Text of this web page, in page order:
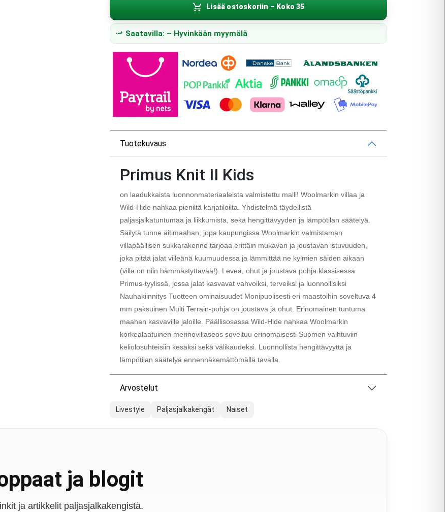
Lisää ostoskoriin – Koko 35
Saatavilla: – Hyvinkään myymälä
Tuotekuvaus
Primus Knit II Kids
on laadukkaista luonnonmateriaaleista valmistettu malli! Woolmarkin villaa ja
Wild-Hide nahkaa pieniltä karjatiloilta. Yhdistelmä täydellistä
paljasjalkatuntumaa ja liikkumista, sekä hengittävyyden ja lämpötilan säätelyä.
Säilytä tunne äitimaahan, jopa kaupungissa Woolmarkin valmistaman
villapäällisen sukkarakenne tarjoaa erittäin mukavan ja joustavan istuvuuden,
joka pitää jalat viileänä kuumuudessa ja lämmittää ne kylmien säiden aikaan
(villa on niin hämmästyttävää!). Leveä, ohut ja joustava pohja klassisessa
Primus-tyylissä, jossa jalat kasvavat vahvoiksi, terveiksi ja luonnollisiksi
Nauhakiinnitys Tuotteen ominaisuudet Monipuolisesti eri maastoihin soveltuva 4
mm paksuinen Multi Terrain-pohja on joustava ja ohut. Erinomainen tuntuma
maahan kasvaville jaloille. Päällisosassa Wild-Hide nahkaa Woolmarkin
korkealaatuinen merinovillaseos soveltuu erinomaisesti Suomen vaihtuviin
keliolosuhteisiin kesäksi sekä välikaudeksi. Luonnollista hengittävyyttä ja
lämpötilan säätelyä ennennäkemättömällä tavalla.
Arvostelut
Livestyle Paljasjalkakengät Naiset
ja blogit
ja artikkelit paljasjalkakengistä.